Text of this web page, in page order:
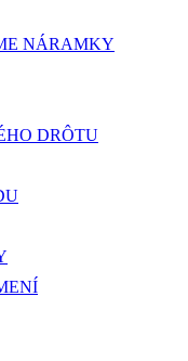
NÁRAMKY
DRÔTU